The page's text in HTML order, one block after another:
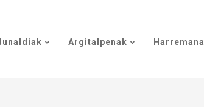
Argitalpenak Harremana